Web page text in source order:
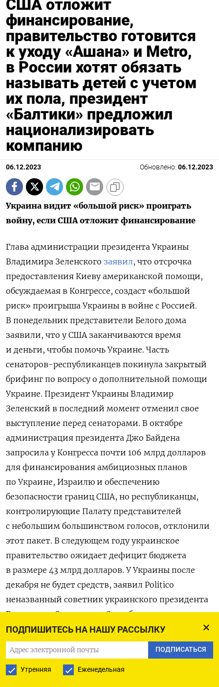
ПОДПИШИТЕСЬ НА НАШУ РАССЫЛКУ
ПОДПИСАТЬСЯ
Утренняя Еженедельная
США отложит
финансирование,
правительство готовится
к уходу «Ашана» и Metro,
в России хотят обязать
называть детей с учетом
их пола, президент
«Балтики» предложил
национализировать
компанию
06.12.2023 Обновлено: 06.12.2023
Украина видит «большой риск» проиграть
войну, если США отложит финансирование
Глава администрации президента Украины
Владимира Зеленского заявил, что отсрочка
предоставления Киеву американской помощи,
обсуждаемая в Конгрессе, создаст «большой
риск» проигрыша Украины в войне с Россией.
В понедельник представители Белого дома
заявили, что у США заканчиваются время
и деньги, чтобы помочь Украине. Часть
сенаторов-республиканцев покинула закрытый
брифинг по вопросу о дополнительной помощи
Украине. Президент Украины Владимир
Зеленский в последний момент отменил свое
выступление перед сенаторами. В октябре
администрация президента Джо Байдена
запросила у Конгресса почти 106 млрд долларов
для финансирования амбициозных планов
по Украине, Израилю и обеспечению
безопасности границ США, но республиканцы,
контролирующие Палату представителей
с небольшим большинством голосов, отклонили
этот пакет. В следующем году украинское
правительство ожидает дефицит бюджета
в размере 43 млрд долларов. У Украины после
декабря не будет средств, заявил Politico
неназванный советник украинского президента
Владимира Зеленского. Ондобавил, что если
Киев не получит военную помощь от США,
то он может потерять контроль над «новыми
территориями».